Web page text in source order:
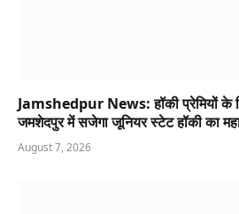
Jamshedpur News: हॉकी प्रेमियों
जमशेदपुर में सजेगा जूनियर स्टेट हॉकी का
August 7, 2026